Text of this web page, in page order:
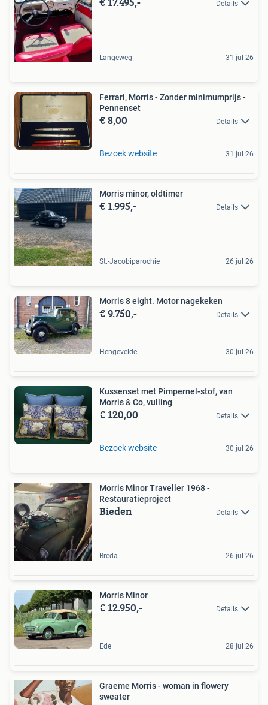
Details
Langeweg 31 jul 26
Ferrari, Morris - Zonder minimumprijs -
Pennenset
€ 8,00 Details
Bezoek website 31 jul 26
Morris minor, oldtimer
€ 1.995,- Details
St.-Jacobiparochie 26 jul 26
Morris 8 eight. Motor nagekeken
€ 9.750,- Details
Hengevelde 30 jul 26
Kussenset met Pimpernel-stof, van
Morris & Co, vulling
€ 120,00 Details
Bezoek website 30 jul 26
Morris Minor Traveller 1968 -
Restauratieproject
Bieden Details
Breda 26 jul 26
Morris Minor
€ 12.950,- Details
Ede 28 jul 26
Graeme Morris - woman in flowery
sweater